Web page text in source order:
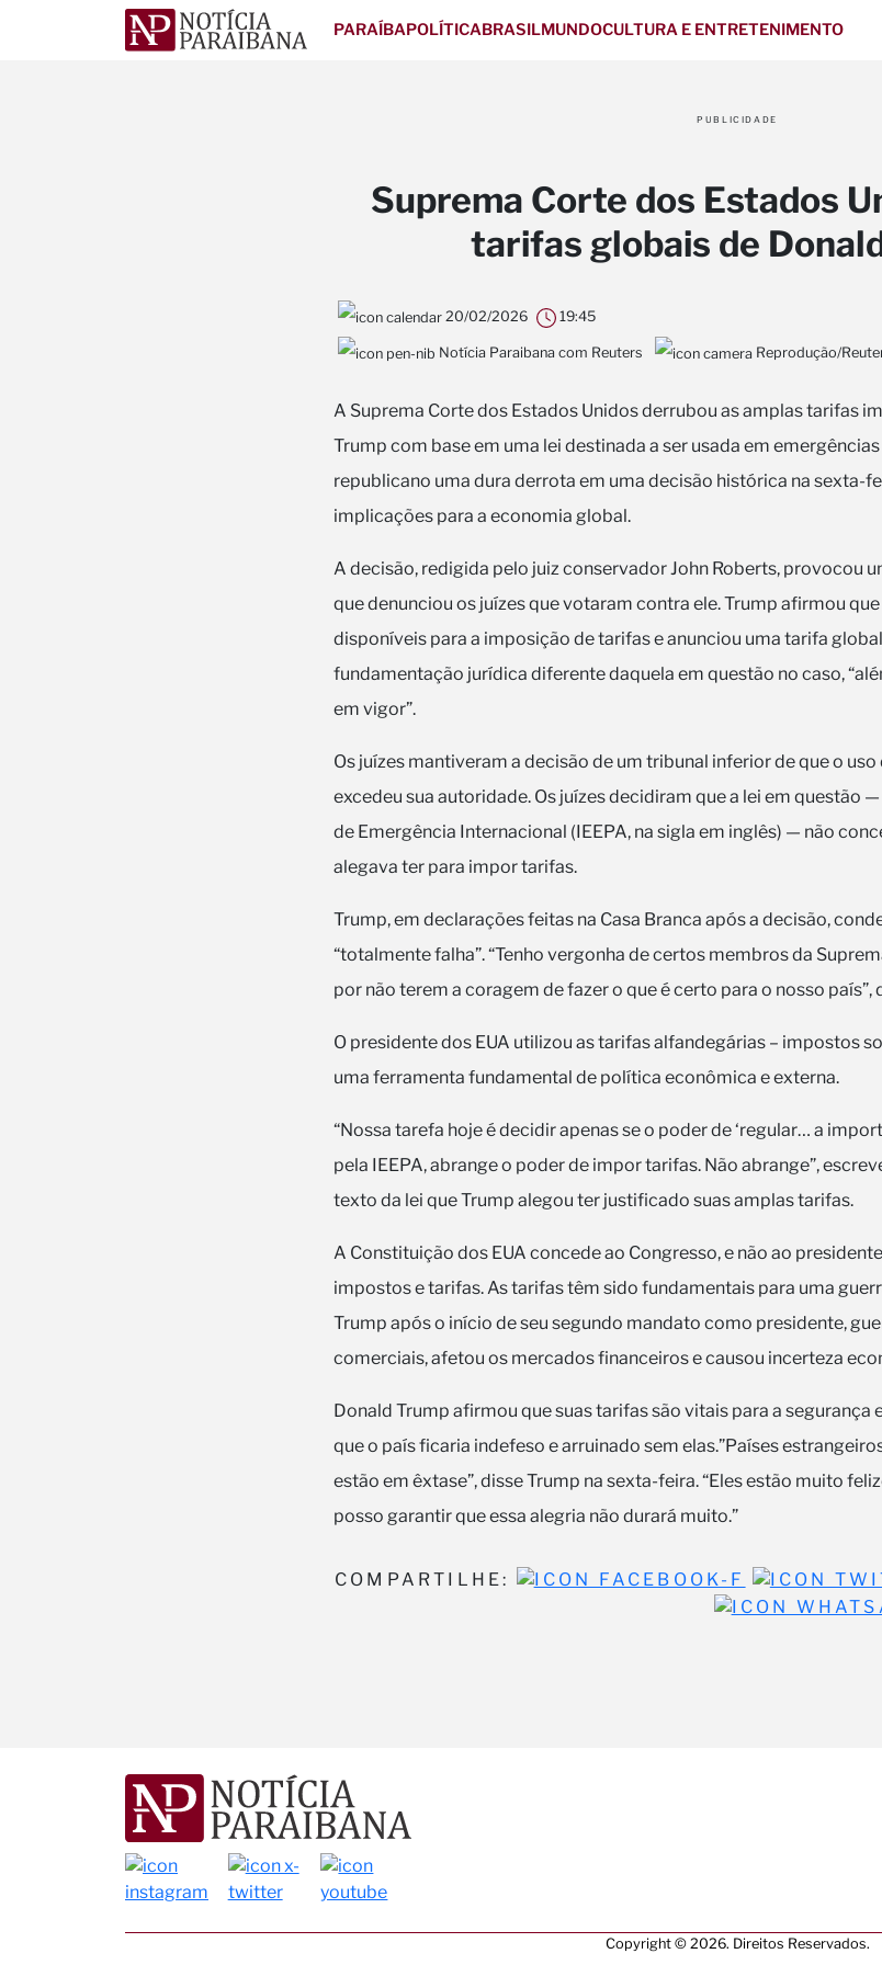
PARAÍBAPOLÍTICABRASILMUNDOCULTURA E ENTRETENIMENTO
PUBLICIDADE
Suprema Corte dos Estados
tarifas globais de
20/02/2026 19:45
Notícia Paraibana com Reuters Reprodução/
A Suprema Corte dos Estados Unidos derrubou as amplas tarifas
Trump com base em uma lei destinada a ser usada em
republicano uma dura derrota em uma decisão histórica na sexta-
implicações para a economia global.
A decisão, redigida pelo juiz conservador John Roberts, provocou
que denunciou os juízes que votaram contra ele. Trump afirmou
disponíveis para a imposição de tarifas e anunciou uma tarifa
fundamentação jurídica diferente daquela em questão no caso,
em vigor”.
Os juízes mantiveram a decisão de um tribunal inferior de que o
excedeu sua autoridade. Os juízes decidiram que a lei em questão
de Emergência Internacional (IEEPA, na sigla em inglês) — não
alegava ter para impor tarifas.
Trump, em declarações feitas na Casa Branca após a decisão,
“totalmente falha”. “Tenho vergonha de certos membros da
por não terem a coragem de fazer o que é certo para o nosso país”,
O presidente dos EUA utilizou as tarifas alfandegárias – impostos
uma ferramenta fundamental de política econômica e externa.
“Nossa tarefa hoje é decidir apenas se o poder de ‘regular… a
pela IEEPA, abrange o poder de impor tarifas. Não abrange”,
texto da lei que Trump alegou ter justificado suas amplas tarifas.
A Constituição dos EUA concede ao Congresso, e não ao
impostos e tarifas. As tarifas têm sido fundamentais para uma
Trump após o início de seu segundo mandato como presidente,
comerciais, afetou os mercados financeiros e causou incerteza
Donald Trump afirmou que suas tarifas são vitais para a segurança
que o país ficaria indefeso e arruinado sem elas.”Países
estão em êxtase”, disse Trump na sexta-feira. “Eles estão muito
posso garantir que essa alegria não durará muito.”
COMPARTILHE:
Copyright © 2026. Direitos Reservados.